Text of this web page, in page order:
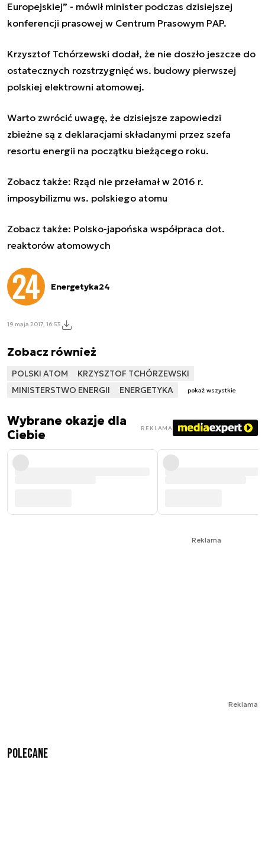
Europejskiej” - mówił minister podczas dzisiejszej
konferencji prasowej w Centrum Prasowym PAP.
Krzysztof Tchórzewski dodał, że nie doszło jeszcze do
ostatecznych rozstrzygnięć ws. budowy pierwszej
polskiej elektrowni atomowej.
Warto zwrócić uwagę, że dzisiejsze zapowiedzi
zbieżne są z deklaracjami składanymi przez szefa
resortu energii na początku bieżącego roku.
Zobacz także: Rząd nie przełamał w 2016 r.
imposybilizmu ws. polskiego atomu
Zobacz także: Polsko-japońska współpraca dot.
reaktorów atomowych
Energetyka24
19 maja 2017, 16:53
Zobacz również
POLSKI ATOM
KRZYSZTOF TCHÓRZEWSKI
MINISTERSTWO ENERGII
ENERGETYKA pokaż wszystkie
Wybrane okazje dla
Ciebie
REKLAMA
Reklama
Reklama
Polecane